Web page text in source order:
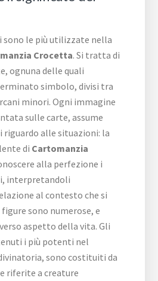
sono le più utilizzate nella
Crocetta. Si tratta di
ognuna delle quali
simbolo, divisi tra
minori. Ogni immagine
sulle carte, assume
alle situazioni: la
di Cartomanzia
alla perfezione i
interpretandoli
al contesto che si
sono numerose, e
aspetto della vita. Gli
i più potenti nel
sono costituiti da
riferite a creature